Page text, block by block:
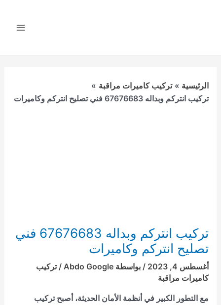
الرئيسية
تركيب كاميرات مراقبة
تركيب انتركم وبداله 67676683 فني تصليح انتركم وكاميرات
تركيب انتركم وبداله 67676683 فني
تصليح انتركم وكاميرات
أغسطس 4, 2023 / بواسطة Abdo Google
/تركيب
كاميرات مراقبة
مع التطور الكبير في أنظمة الأمان الحديثة، أصبح تركيب